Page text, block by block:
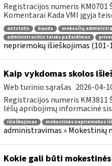
Registracijos numeris
Komentarai Kada VMI įgyja
antstolis bauda mokesčių
administracinis teisės pažeidimas
nepriemokų išieškojimas (101-
Kaip vykdomas skolos
Web turinio sąrašas 2026-04-
Registracijos numeris
lėšų apribojimų informacinė
išieškojimas mokestinės nepriemokos
administravimas » Mokestinių
Kokie gali būti